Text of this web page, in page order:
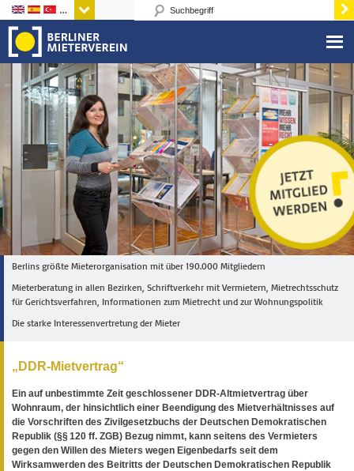
Sprachen
Berlins größte Mieterorganisation mit über 190.000 Mitgliedern
Mieterberatung in allen Bezirken, Schriftverkehr mit Vermietern, Mietrechtsschutz
für Gerichtsverfahren, Informationen zum Mietrecht und zur Wohnungspolitik
Die starke Interessenvertretung der Mieter
„DDR-Mietvertrag“
Ein auf unbestimmte Zeit geschlossener DDR-Altmietvertrag über
Wohnraum, der hinsichtlich einer Beendigung des Mietverhältnisses auf
die Vorschriften des Zivilgesetzbuchs der Deutschen Demokratischen
Republik (§§ 120 ff. ZGB) Bezug nimmt, kann seitens des Vermieters
gegen den Willen des Mieters wegen Eigenbedarfs seit dem
Wirksamwerden des Beitritts der Deutschen Demokratischen Republik